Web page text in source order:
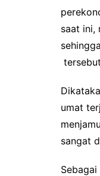
saat ini,
umat
sangat